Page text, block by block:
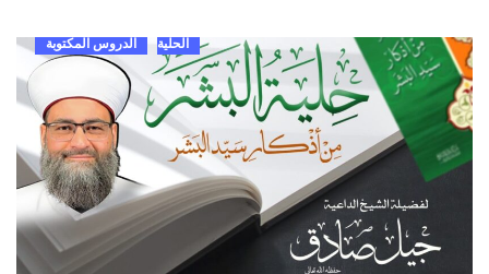
الحلية الدروس المكتوبة